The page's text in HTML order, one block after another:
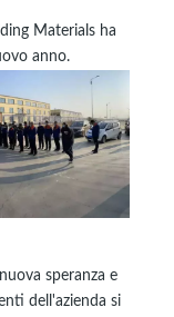
Materials ha
anno.
speranza e
dell'azienda si